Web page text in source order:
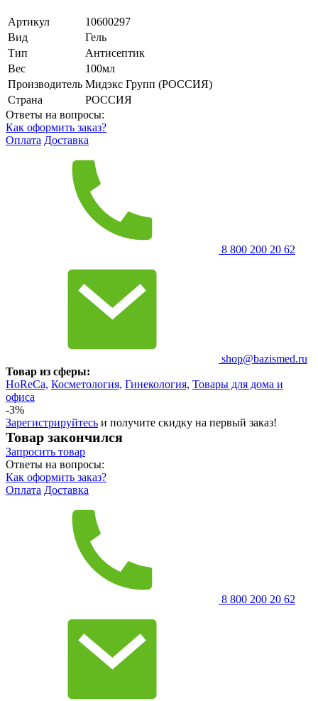
Артикул
10600297
Вид
Гель
Тип
Антисептик
Вес
100мл
Производитель Мидэкс Групп (РОССИЯ)
Страна
РОССИЯ
Ответы на вопросы:
Как оформить заказ?
Оплата Доставка
8 800 200 20 62
shop@bazismed.ru
Товар из сферы:
HoReCa, Косметология, Гинекология, Товары для дома и
офиса
-3%
Зарегистрируйтесь и получите скидку на первый заказ!
Товар закончился
Запросить товар
Ответы на вопросы:
Как оформить заказ?
Оплата Доставка
8 800 200 20 62